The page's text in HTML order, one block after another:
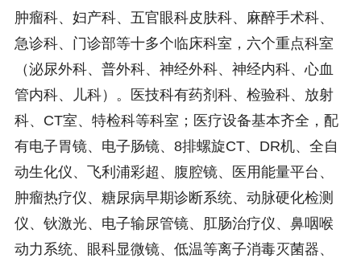
肿瘤科、妇产科、五官眼科皮肤科、麻醉手术科、
急诊科、门诊部等十多个临床科室，六个重点科室
（泌尿外科、普外科、神经外科、神经内科、心血
管内科、儿科）。医技科有药剂科、检验科、放射
科、CT室、特检科等科室；医疗设备基本齐全，配
有电子胃镜、电子肠镜、8排螺旋CT、DR机、全自
动生化仪、飞利浦彩超、腹腔镜、医用能量平台、
肿瘤热疗仪、糖尿病早期诊断系统、动脉硬化检测
仪、钬激光、电子输尿管镜、肛肠治疗仪、鼻咽喉
动力系统、眼科显微镜、低温等离子消毒灭菌器、